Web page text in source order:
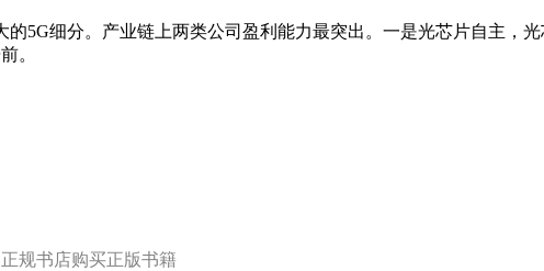
5G细分。产业链上两类公司盈利能力最突出。一是光芯片自主，
。
规书店购买正版书籍